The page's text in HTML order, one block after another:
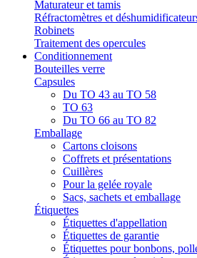
Maturateur et tamis
Réfractomètres et
Robinets
Traitement des opercules
Conditionnement
Bouteilles verre
Capsules
Du TO 43 au TO 58
TO 63
Du TO 66 au TO 82
Emballage
Cartons cloisons
Coffrets et présentations
Cuillères
Pour la gelée royale
Sacs, sachets et emballage
Étiquettes
Étiquettes d'appellation
Étiquettes de garantie
Étiquettes pour bonbons,